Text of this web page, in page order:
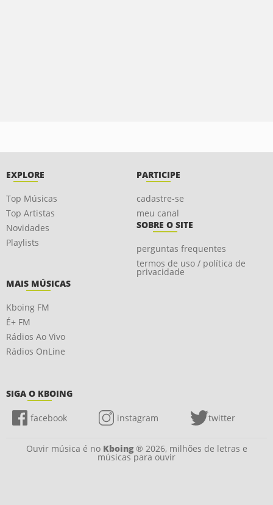
EXPLORE
Top Músicas
Top Artistas
Novidades
Playlists
PARTICIPE
cadastre-se
meu canal
SOBRE O SITE
perguntas frequentes
termos de uso / política de
privacidade
MAIS MÚSICAS
Kboing FM
É+ FM
Rádios Ao Vivo
Rádios OnLine
SIGA O KBOING
facebook instagram twitter
Ouvir música é no Kboing® 2026, milhões de letras e
músicas para ouvir